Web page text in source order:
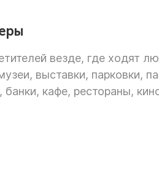
везде, где ходят
выставки, парковки,
банки, кафе, рестораны,